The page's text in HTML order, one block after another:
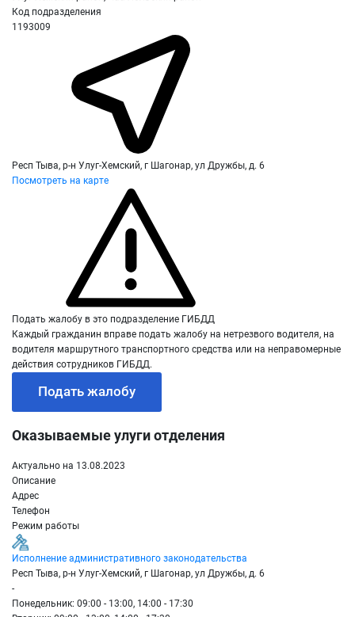
Код подразделения
1193009
Респ Тыва, р-н Улуг-Хемский, г Шагонар, ул Дружбы, д. 6
Посмотреть на карте
Подать жалобу в это подразделение ГИБДД
Каждый гражданин вправе подать жалобу на нетрезвого водителя, на
водителя маршрутного транспортного средства или на неправомерные
действия сотрудников ГИБДД.
Подать жалобу
Оказываемые улуги отделения
Актуально на 13.08.2023
Описание
Адрес
Телефон
Режим работы
Исполнение административного законодательства
Респ Тыва, р-н Улуг-Хемский, г Шагонар, ул Дружбы, д. 6
-
Понедельник: 09:00 - 13:00, 14:00 - 17:30